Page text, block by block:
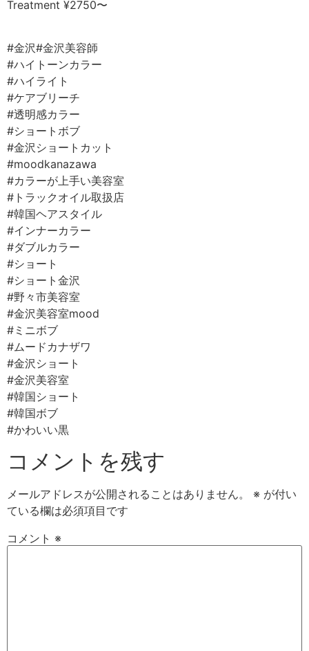
Treatment ¥2750〜
#金沢#金沢美容師⠀
#ハイトーンカラー
#ハイライト⠀
#ケアブリーチ⠀
#透明感カラー⠀
#ショートボブ⠀
#金沢ショートカット⠀
#moodkanazawa ⠀
#カラーが上手い美容室⠀
#トラックオイル取扱店⠀
#韓国ヘアスタイル
#インナーカラー⠀
#ダブルカラー
#ショート
#ショート金沢
#野々市美容室⠀
#金沢美容室mood ⠀
#ミニボブ⠀
#ムードカナザワ⠀
#金沢ショート
#金沢美容室⠀
#韓国ショート
#韓国ボブ
#かわいい黒
コメントを残す
メールアドレスが公開されることはありません。 ※ が付い
ている欄は必須項目です
コメント ※